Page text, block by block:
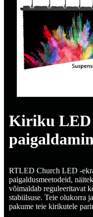
Kiriku LED
RTLED Church LED -
paigaldusmeetodeid,
võimaldab reguleeritavat
stabiilsuse. Teie olukorra
pakume teie kirikutele